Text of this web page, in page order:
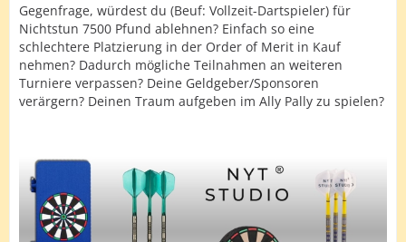
Gegenfrage, würdest du (Beuf: Vollzeit-Dartspieler) für
Nichtstun 7500 Pfund ablehnen? Einfach so eine
schlechtere Platzierung in der Order of Merit in Kauf
nehmen? Dadurch mögliche Teilnahmen an weiteren
Turniere verpassen? Deine Geldgeber/Sponsoren
verärgern? Deinen Traum aufgeben im Ally Pally zu spielen?